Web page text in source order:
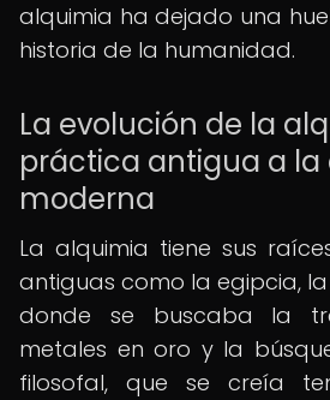
alquimia ha dejado una
historia de la humanidad.
La evolución de la
práctica antigua a la
moderna
La alquimia tiene sus
antiguas como la egipcia,
donde se buscaba la
metales en oro y la
filosofal, que se creía